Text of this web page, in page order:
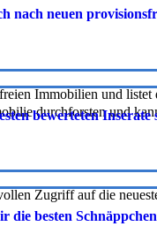
nach neuen
Immobilien und
durchforsten und
bewerteten
Zugriff auf die
besten